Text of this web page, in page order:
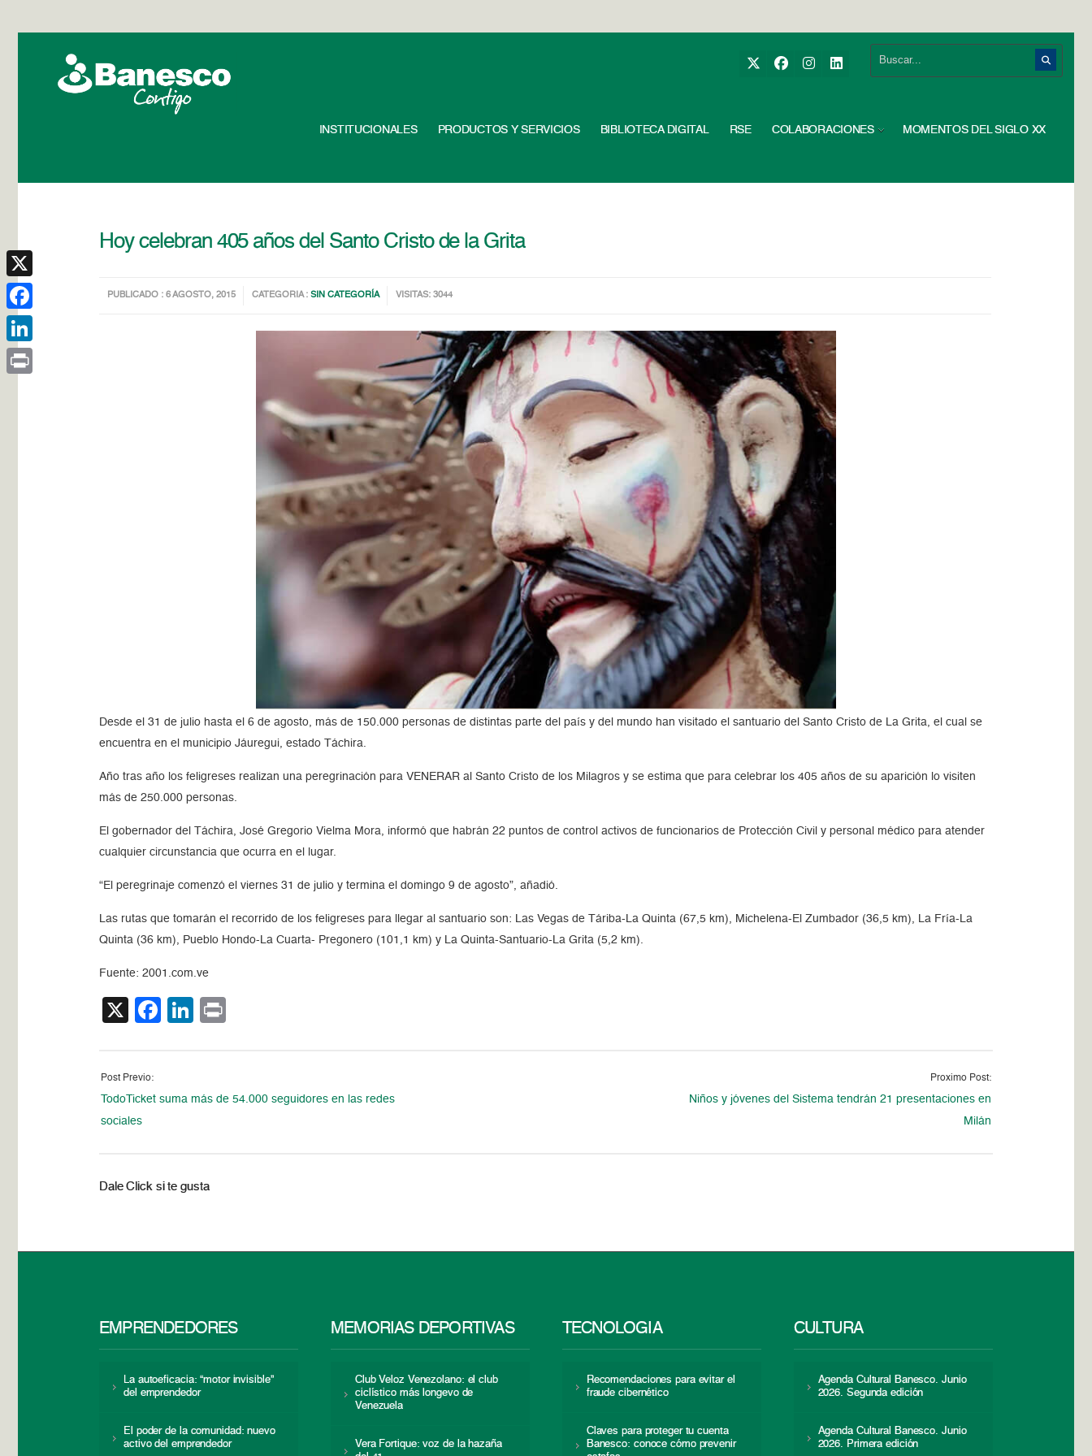
INSTITUCIONALES PRODUCTOS Y SERVICIOS BIBLIOTECA DIGITAL RSE COLABORACIONES MOMENTOS DEL SIGLO XX
Hoy celebran 405 años del Santo Cristo de la Grita
PUBLICADO : 6 AGOSTO, 2015 CATEGORIA :SIN CATEGORÍA VISITAS: 3044
Desde el 31 de julio hasta el 6 de agosto, más de 150.000 personas de distintas parte del país y del mundo han visitado el santuario del Santo Cristo de La Grita, el cual se
encuentra en el municipio Jáuregui, estado Táchira.
Año tras año los feligreses realizan una peregrinación para VENERAR al Santo Cristo de los Milagros y se estima que para celebrar los 405 años de su aparición lo visiten
más de 250.000 personas.
El gobernador del Táchira, José Gregorio Vielma Mora, informó que habrán 22 puntos de control activos de funcionarios de Protección Civil y personal médico para atender
cualquier circunstancia que ocurra en el lugar.
“El peregrinaje comenzó el viernes 31 de julio y termina el domingo 9 de agosto”, añadió.
Las rutas que tomarán el recorrido de los feligreses para llegar al santuario son: Las Vegas de Táriba-La Quinta (67,5 km), Michelena-El Zumbador (36,5 km), La Fría-La
Quinta (36 km), Pueblo Hondo-La Cuarta- Pregonero (101,1 km) y La Quinta-Santuario-La Grita (5,2 km).
Fuente: 2001.com.ve
X Facebook
LinkedIn
Post Previo:
TodoTicket suma más de 54.000 seguidores en las redes
sociales
Proximo Post:
Niños y jóvenes del Sistema tendrán 21 presentaciones en
Milán
Dale Click si te gusta
EMPRENDEDORES
La autoeficacia: “motor invisible”
del emprendedor
El poder de la comunidad: nuevo
activo del emprendedor
MEMORIAS DEPORTIVAS
Club Veloz Venezolano: el club
ciclístico más longevo de
Venezuela
Vera Fortique: voz de la hazaña
TECNOLOGÍA
Recomendaciones para evitar el
fraude cibernético
Claves para proteger tu cuenta
Banesco: conoce cómo prevenir
CULTURA
Agenda Cultural Banesco. Junio
2026. Segunda edición
Agenda Cultural Banesco. Junio
2026. Primera edición
X
Facebook
LinkedIn